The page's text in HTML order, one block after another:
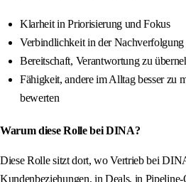
Klarheit in Priorisierung und Fokus
Verbindlichkeit in der
Bereitschaft, Verantwortung zu
Fähigkeit, andere im Alltag besser zu
bewerten
Warum diese Rolle bei DINA?
Diese Rolle sitzt dort, wo Vertrieb bei
Kundenbeziehungen, in Deals, in